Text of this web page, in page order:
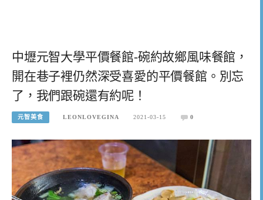
中壢元智大學平價餐館-碗約故鄉風味餐館，
開在巷子裡仍然深受喜愛的平價餐館。別忘
了，我們跟碗還有約呢！
元智美食 LEONLOVEGINA 2021-03-15 0